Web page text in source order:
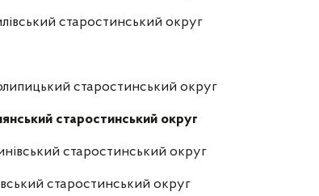
старостинський округ
старостинський округ
старостинський округ
старостинський округ
старостинський округ